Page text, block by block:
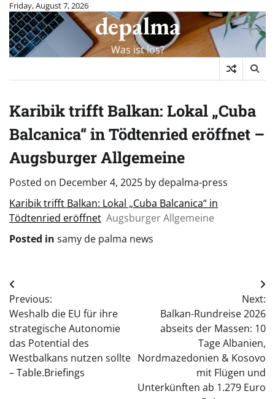
Skip
content
Friday, August 7, 2026
depalma
Was ist los?
Karibik trifft Balkan: Lokal „Cuba
Balcanica“ in Tödtenried eröffnet –
Augsburger Allgemeine
Posted on December 4, 2025 by depalma-press
Karibik trifft Balkan: Lokal „Cuba Balcanica“ in
Tödtenried eröffnet Augsburger Allgemeine
Posted in samy de palma news
Post
navigation
Previous:
Weshalb die EU für ihre
strategische Autonomie
das Potential des
Westbalkans nutzen sollte
– Table.Briefings
Next:
Balkan-Rundreise 2026
abseits der Massen: 10
Tage Albanien,
Nordmazedonien & Kosovo
mit Flügen und
Unterkünften ab 1.279 Euro